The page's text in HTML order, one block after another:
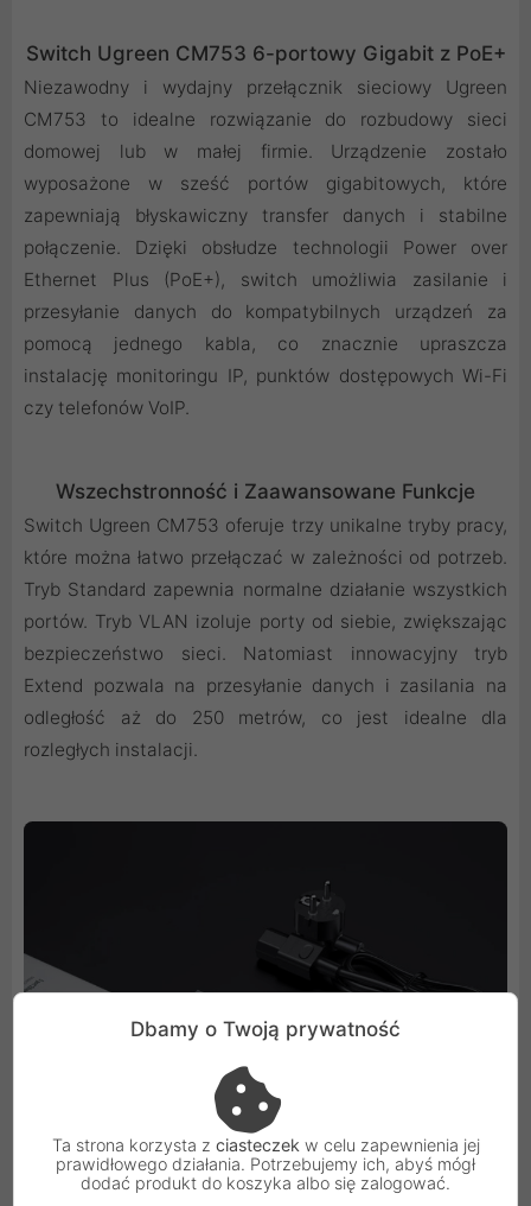
Switch Ugreen CM753 6-portowy Gigabit z PoE+
Niezawodny i wydajny przełącznik sieciowy Ugreen
CM753 to idealne rozwiązanie do rozbudowy sieci
domowej lub w małej firmie. Urządzenie zostało
wyposażone w sześć portów gigabitowych, które
zapewniają błyskawiczny transfer danych i stabilne
połączenie. Dzięki obsłudze technologii Power over
Ethernet Plus (PoE+), switch umożliwia zasilanie i
przesyłanie danych do kompatybilnych urządzeń za
pomocą jednego kabla, co znacznie upraszcza
instalację monitoringu IP, punktów dostępowych Wi-Fi
czy telefonów VoIP.
Wszechstronność i Zaawansowane Funkcje
Switch Ugreen CM753 oferuje trzy unikalne tryby pracy,
które można łatwo przełączać w zależności od potrzeb.
Tryb Standard zapewnia normalne działanie wszystkich
portów. Tryb VLAN izoluje porty od siebie, zwiększając
bezpieczeństwo sieci. Natomiast innowacyjny tryb
Extend pozwala na przesyłanie danych i zasilania na
odległość aż do 250 metrów, co jest idealne dla
rozległych instalacji.
Dbamy o Twoją prywatność
Ta strona korzysta z ciasteczek w celu zapewnienia jej
prawidłowego działania. Potrzebujemy ich, abyś mógł
dodać produkt do koszyka albo się zalogować.